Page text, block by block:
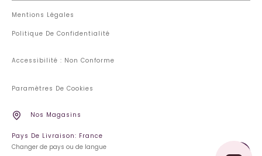
Mentions Légales
Politique De Confidentialité
Accessibilité : Non Conforme
Paramètres De Cookies
Nos Magasins
Pays De Livraison: France
Changer de pays ou de langue